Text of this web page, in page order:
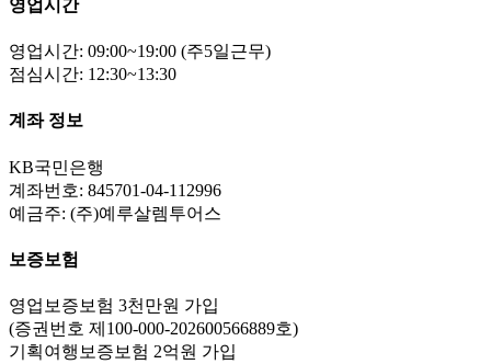
영업시간
영업시간: 09:00~19:00 (주5일근무)
점심시간: 12:30~13:30
계좌 정보
KB국민은행
계좌번호: 845701-04-112996
예금주: (주)예루살렘투어스
보증보험
영업보증보험 3천만원 가입
(증권번호 제100-000-202600566889호)
기획여행보증보험 2억원 가입